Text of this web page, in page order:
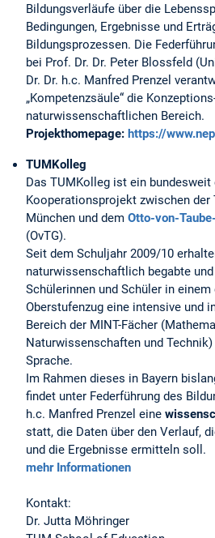
Bildungsverläufe über die
Bedingungen, Ergebnisse und
Bildungsprozessen. Die
bei Prof. Dr. Dr. Peter Blossfeld
Dr. Dr. h.c. Manfred Prenzel
„Kompetenzsäule“ die
naturwissenschaftlichen Bereich.
Projekthomepage: https://
TUMKolleg
Das TUMKolleg ist ein bundesweit
Kooperationsprojekt zwischen der
München und dem Otto-von-
(OvTG).
Seit dem Schuljahr 2009/10
naturwissenschaftlich begabte
Schülerinnen und Schüler in
Oberstufenzug eine intensive und
Bereich der MINT-Fächer
Naturwissenschaften und
Sprache.
Im Rahmen dieses in Bayern
findet unter Federführung des
h.c. Manfred Prenzel eine
statt, die Daten über den Verlauf,
und die Ergebnisse ermitteln soll.
mehr Informationen
Kontakt:
Dr. Jutta Möhringer